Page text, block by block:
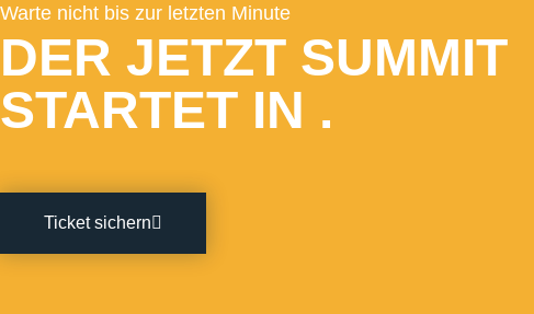
Warte nicht bis zur letzten Minute
DER JETZT SUMMIT
STARTET IN .
Ticket sichern